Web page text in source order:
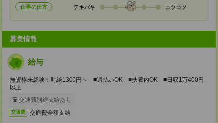
仕事の仕方 テキパキ コツコツ
募集情報
給与
無資格未経験：時給1300円～ ■週払いOK ■扶養内OK ■日収1万400円
以上
交通費別途支給あり
交通費 交通費全額支給